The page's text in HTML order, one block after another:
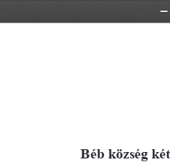
Béb község